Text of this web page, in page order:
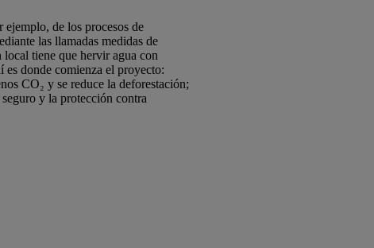
de los procesos de
las llamadas medidas de
tiene que hervir agua con
es donde comienza el proyecto:
CO₂ y se reduce la deforestación;
y la protección contra